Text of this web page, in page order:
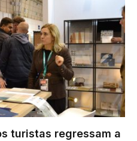
turistas regressam a